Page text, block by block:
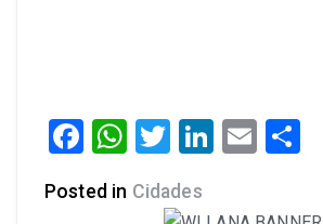
Facebook
WhatsApp
Twitter
LinkedIn
Email
Posted in Cidades